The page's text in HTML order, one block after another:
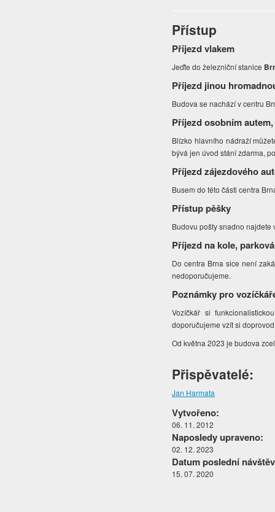
Přístup
Příjezd vlakem
Jeďte do železniční stanice
Příjezd jinou
Budova se nachází v centru
Příjezd osobním
Blízko hlavního nádraží
bývá jen úvod stání zdarma,
Příjezd zájezdového
Busem do této části centra
Přístup pěšky
Budovu pošty snadno
Příjezd na kole,
Do centra Brna sice není
nedoporučujeme.
Poznámky pro
Vozíčkář si
doporučujeme vzít si
Od května 2023 je budova
Přispěvatelé:
Jan Harmata
Vytvořeno:
06. 11. 2012
Naposledy upraveno:
02. 12. 2023
Datum poslední
15. 07. 2020